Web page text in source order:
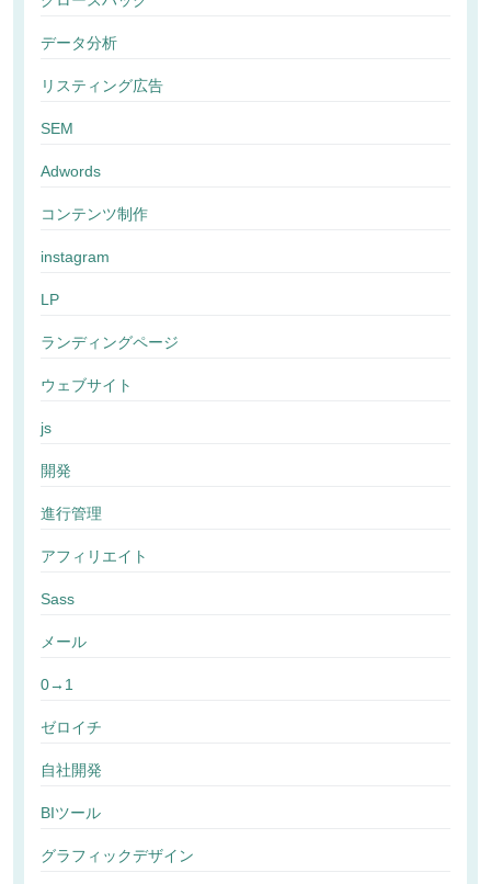
データ分析
リスティング広告
SEM
Adwords
コンテンツ制作
instagram
LP
ランディングページ
ウェブサイト
js
開発
進行管理
アフィリエイト
Sass
メール
0→1
ゼロイチ
自社開発
BIツール
グラフィックデザイン